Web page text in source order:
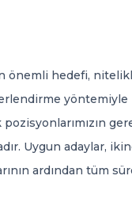
önemli hedefi,
Uygun adaylar,
ardından tüm